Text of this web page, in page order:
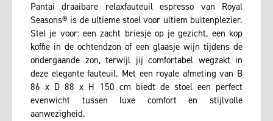
Pantai draaibare relaxfauteuil espresso van Royal
Seasons® is de ultieme stoel voor ultiem buitenplezier.
Stel je voor: een zacht briesje op je gezicht, een kop
koffie in de ochtendzon of een glaasje wijn tijdens de
ondergaande zon, terwijl jij comfortabel wegzakt in
deze elegante fauteuil. Met een royale afmeting van B
86 x D 88 x H 150 cm biedt de stoel een perfect
evenwicht tussen luxe comfort en stijlvolle
aanwezigheid.